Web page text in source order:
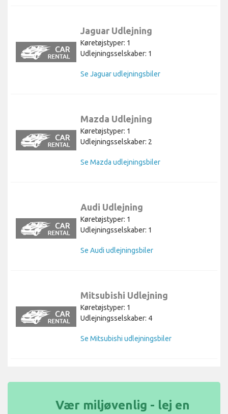
Jaguar Udlejning
Køretøjstyper: 1
Udlejningsselskaber: 1
Se Jaguar udlejningsbiler
Mazda Udlejning
Køretøjstyper: 1
Udlejningsselskaber: 2
Se Mazda udlejningsbiler
Audi Udlejning
Køretøjstyper: 1
Udlejningsselskaber: 1
Se Audi udlejningsbiler
Mitsubishi Udlejning
Køretøjstyper: 1
Udlejningsselskaber: 4
Se Mitsubishi udlejningsbiler
Vær miljøvenlig - lej en